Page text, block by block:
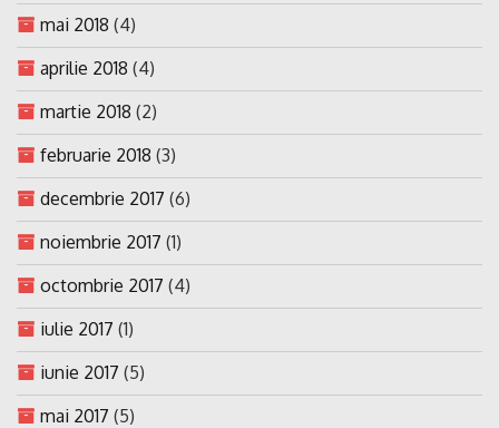
mai 2018 (4)
aprilie 2018 (4)
martie 2018 (2)
februarie 2018 (3)
decembrie 2017 (6)
noiembrie 2017 (1)
octombrie 2017 (4)
iulie 2017 (1)
iunie 2017 (5)
mai 2017 (5)